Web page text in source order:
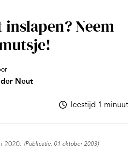
Neem
Neut
leestijd 1 minuut
2020. (Publicatie: 01 oktober 2003)